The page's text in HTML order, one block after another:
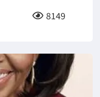
8149